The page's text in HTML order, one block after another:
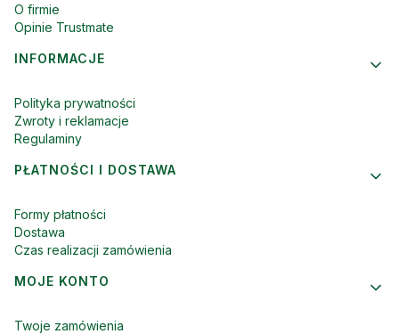
O firmie
Opinie Trustmate
INFORMACJE
Polityka prywatności
Zwroty i reklamacje
Regulaminy
PŁATNOŚCI I DOSTAWA
Formy płatności
Dostawa
Czas realizacji zamówienia
MOJE KONTO
Twoje zamówienia